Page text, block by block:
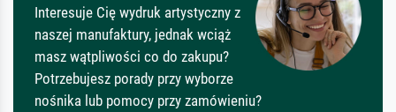
Interesuje Cię wydruk artystyczny z
naszej manufaktury, jednak wciąż
masz wątpliwości co do zakupu?
Potrzebujesz porady przy wyborze
nośnika lub pomocy przy zamówieniu?